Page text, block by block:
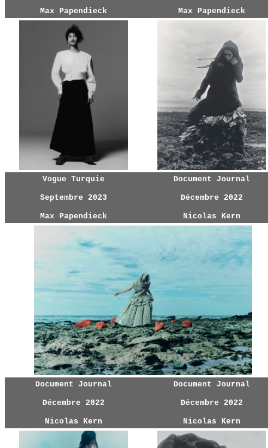
Max Papendieck Max Papendieck
Vogue Turquie
Septembre 2023
Max Papendieck
Document Journal
Décembre 2022
Nicolas Kern
Document Journal
Décembre 2022
Nicolas Kern
Document Journal
Décembre 2022
Nicolas Kern